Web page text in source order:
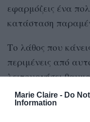
Marie Claire - Do
Information
εφαρμόζεις ένα
κατάσταση
Το λάθος που
περιμένεις από
λειτουργήσει
πραγματικότητα,
το τελευταίο βήμα